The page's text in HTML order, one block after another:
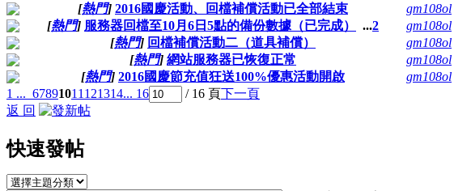
[熱門] 2016國慶活動、回檔補償活動已全部結束 gm108ol
[熱門] 服務器回檔至10月6日5點的備份數據（已完成） ...2 gm108ol
[熱門] 回檔補償活動二（道具補償） gm108ol
[熱門] 網站服務器已恢復正常 gm108ol
[熱門] 2016國慶節充值狂送100%優惠活動開啟 gm108ol
1 ... 67891011 121314... 16 / 16 頁下一頁
返 回
快速發帖